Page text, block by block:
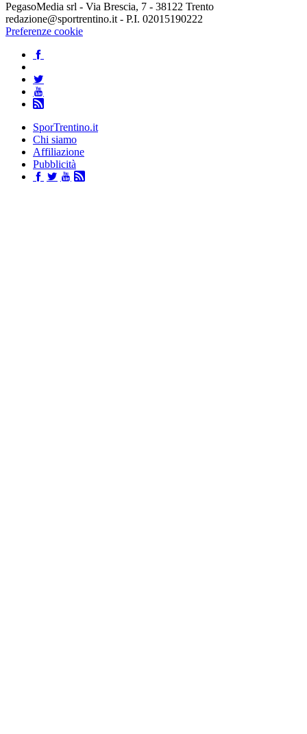
PegasoMedia srl - Via Brescia, 7 - 38122 Trento
redazione@sportrentino.it - P.I. 02015190222
Preferenze cookie
SporTrentino.it
Chi siamo
Affiliazione
Pubblicità